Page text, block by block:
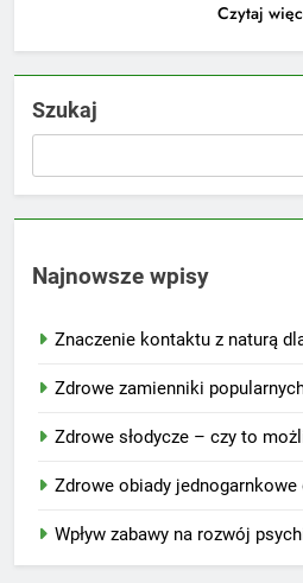
Czytaj
Szukaj
Najnowsze wpisy
Znaczenie kontaktu z naturą
Zdrowe zamienniki
Zdrowe słodycze – czy to
Zdrowe obiady jednogarnkowe
Wpływ zabawy na rozwój